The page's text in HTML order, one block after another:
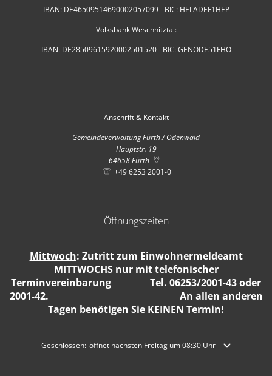
IBAN: DE46509514690002057099 - BIC: HELADEF1HEP
Volksbank Weschnitztal:
IBAN: DE28509615920002501520 - BIC: GENODE51FHO
Anschrift & Kontakt
Gemeindeverwaltung Fürth / Odenwald
Hauptstr. 19
64658 Fürth
+49 6253 2001-0
Öffnungszeiten
Mittwoch: Zutritt zum Einwohnermeldeamt
MITTWOCHS nur mit telefonischer
Terminvereinbarung Tel. 06253/2001-43 oder
2001-42. An allen anderen
Tagen benötigen Sie KEINEN Termin!
Klicken, um weitere Öffnungs- oder Schließzeiten auszublenden
Geschlossen: öffnet nächsten Freitag um 08:30 Uhr